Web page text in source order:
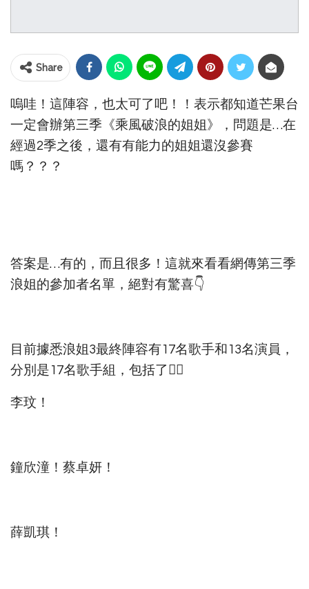
Share
嗚哇！這陣容，也太可了吧！！表示都知道芒果台
一定會辦第三季《乘風破浪的姐姐》，問題是…在
經過2季之後，還有有能力的姐姐還沒參賽
嗎？？？
答案是…有的，而且很多！這就來看看網傳第三季
浪姐的參加者名單，絕對有驚喜👇
目前據悉浪姐3最終陣容有17名歌手和13名演員，
分別是17名歌手組，包括了👇🏻
李玟！
鐘欣潼！蔡卓妍！
薛凱琪！